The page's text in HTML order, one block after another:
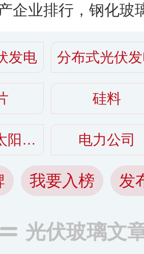
企业排行，钢化玻
发电 分布式光伏
硅料
光伏支架·太阳能支架 电力公司
我要入榜 发
光伏玻璃文